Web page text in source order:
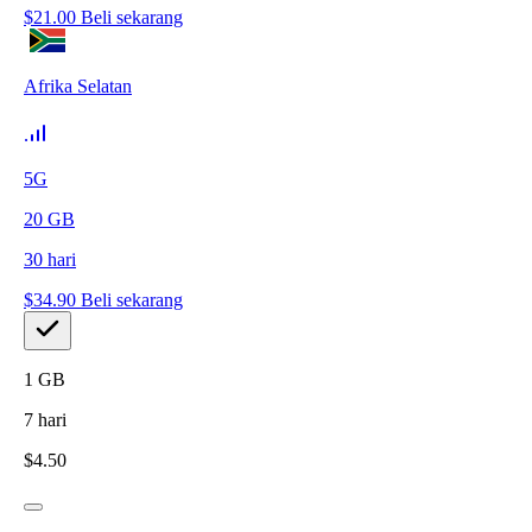
$21.00 Beli sekarang
Afrika Selatan
5G
20 GB
30 hari
$34.90 Beli sekarang
1 GB
7 hari
$4.50